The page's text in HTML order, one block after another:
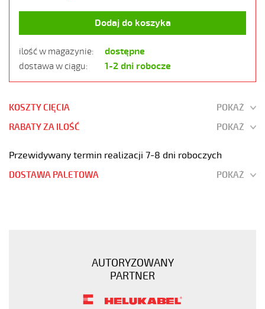
Dodaj do koszyka
ilość w magazynie: dostępne
dostawa w ciągu: 1-2 dni robocze
KOSZTY CIĘCIA
POKAŻ
RABATY ZA ILOŚĆ
POKAŻ
Przewidywany termin realizacji 7-8 dni roboczych
DOSTAWA PALETOWA POKAŻ
https://www.static.helukabel-
AUTORYZOWANY
PARTNER